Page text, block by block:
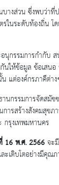
งส่วน ซึ่งพบว่าที่
รในระดับท้องถิ่
นุกรรมการกำกับ
ให้ข้อมูล ข้อเสน
แต่องค์กรภาคีต่า
นกรรมการจัดสมั
ารสร้างสังคมสุ
กรุงเทพมหานคร
16 พ.ศ. 2566จะ
เติบโตอย่างมีคุณ